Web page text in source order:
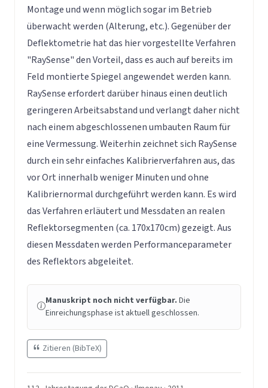
Montage und wenn möglich sogar im Betrieb
überwacht werden (Alterung, etc.). Gegenüber der
Deflektometrie hat das hier vorgestellte Verfahren
"RaySense" den Vorteil, dass es auch auf bereits im
Feld montierte Spiegel angewendet werden kann.
RaySense erfordert darüber hinaus einen deutlich
geringeren Arbeitsabstand und verlangt daher nicht
nach einem abgeschlossenen umbauten Raum für
eine Vermessung. Weiterhin zeichnet sich RaySense
durch ein sehr einfaches Kalibrierverfahren aus, das
vor Ort innerhalb weniger Minuten und ohne
Kalibriernormal durchgeführt werden kann. Es wird
das Verfahren erläutert und Messdaten an realen
Reflektorsegmenten (ca. 170x170cm) gezeigt. Aus
diesen Messdaten werden Performanceparameter
des Reflektors abgeleitet.
Manuskript noch nicht verfügbar. Die
Einreichungsphase ist aktuell geschlossen.
Zitieren (BibTeX)